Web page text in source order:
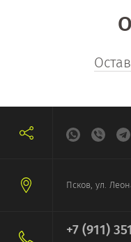
Псков, ул.
+7 (911)